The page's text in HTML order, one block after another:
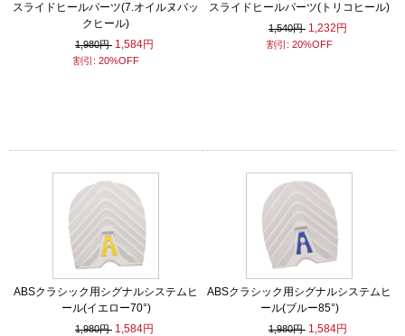
スライドヒールパーツ(7.オイルヌバッ
クヒール)
1,980円 1,584円
割引: 20%OFF
スライドヒールパーツ(トリコヒール)
1,540円 1,232円
割引: 20%OFF
ABSクラシック用シグナルシステムヒ
ール(イエロー70°)
1,980円 1,584円
ABSクラシック用シグナルシステムヒ
ール(ブルー85°)
1,980円 1,584円